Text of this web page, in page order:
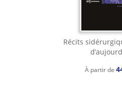
Récits
À partir de